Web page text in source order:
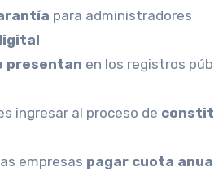
para administradores
presentan en los registros
ingresar al proceso de
empresas pagar cuota